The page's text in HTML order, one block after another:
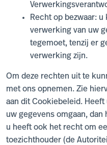
Recht op bezwaar:
verwerking van uw
tegemoet, tenzij er
verwerking zijn.
Om deze rechten uit te
met ons opnemen. Zie
aan dit Cookiebeleid.
uw gegevens omgaan, dan
u heeft ook het recht om
toezichthouder (de